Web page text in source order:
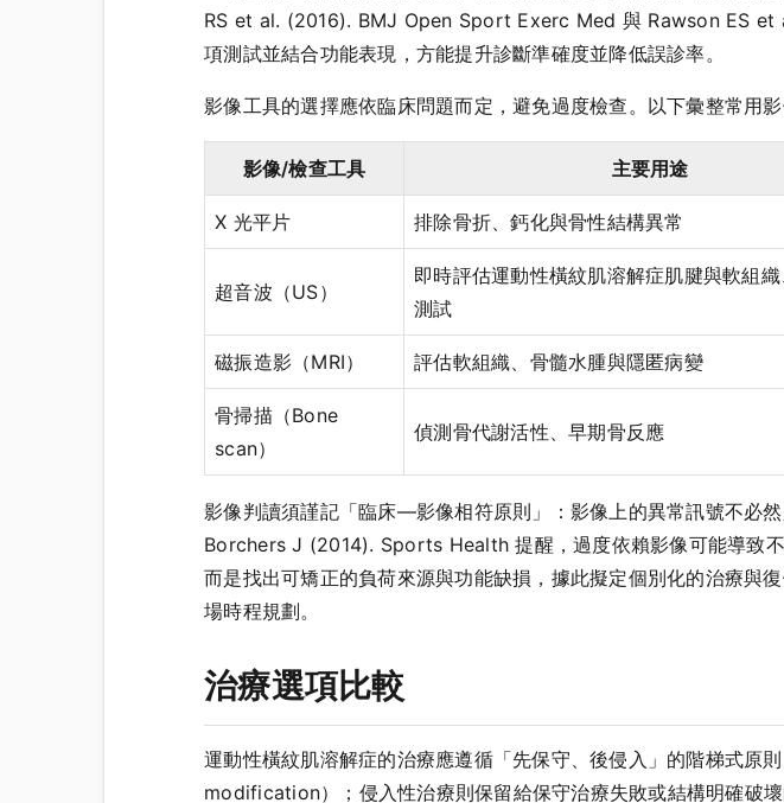
RS et al. (2016). BMJ Open Sport Exerc Med 與 Rawson ES et
項測試並結合功能表現，方能提升診斷準確度並降低誤診率。
影像工具的選擇應依臨床問題而定，避免過度檢查。以下彙整常用
影像/檢查工具 主要用途
X 光平片 排除骨折、鈣化與骨性結構異常
超音波（US）
即時評估運動性橫紋肌溶解症肌腱與軟組
測試
磁振造影（MRI） 評估軟組織、骨髓水腫與隱匿病變
骨掃描（Bone
scan）
偵測骨代謝活性、早期骨反應
影像判讀須謹記「臨床—影像相符原則」：影像上的異常訊號不必
Borchers J (2014). Sports Health 提醒，過度依賴影像可能導致
而是找出可矯正的負荷來源與功能缺損，據此擬定個別化的治療與
場時程規劃。
治療選項比較
運動性橫紋肌溶解症的治療應遵循「先保守、後侵入」的階梯式
modification）；侵入性治療則保留給保守治療失敗或結構明確破